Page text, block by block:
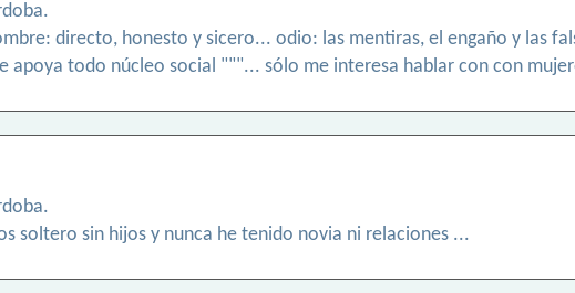
directo, honesto y sicero... odio: las mentiras, el engaño y las
apoya todo núcleo social """... sólo me interesa hablar con con
soltero sin hijos y nunca he tenido novia ni relaciones ...